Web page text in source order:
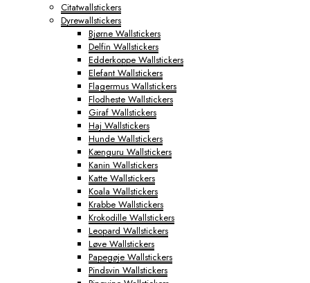
Citatwallstickers
Dyrewallstickers
Bjørne Wallstickers
Delfin Wallstickers
Edderkoppe Wallstickers
Elefant Wallstickers
Flagermus Wallstickers
Flodheste Wallstickers
Giraf Wallstickers
Haj Wallstickers
Hunde Wallstickers
Kænguru Wallstickers
Kanin Wallstickers
Katte Wallstickers
Koala Wallstickers
Krabbe Wallstickers
Krokodille Wallstickers
Leopard Wallstickers
Løve Wallstickers
Papegøje Wallstickers
Pindsvin Wallstickers